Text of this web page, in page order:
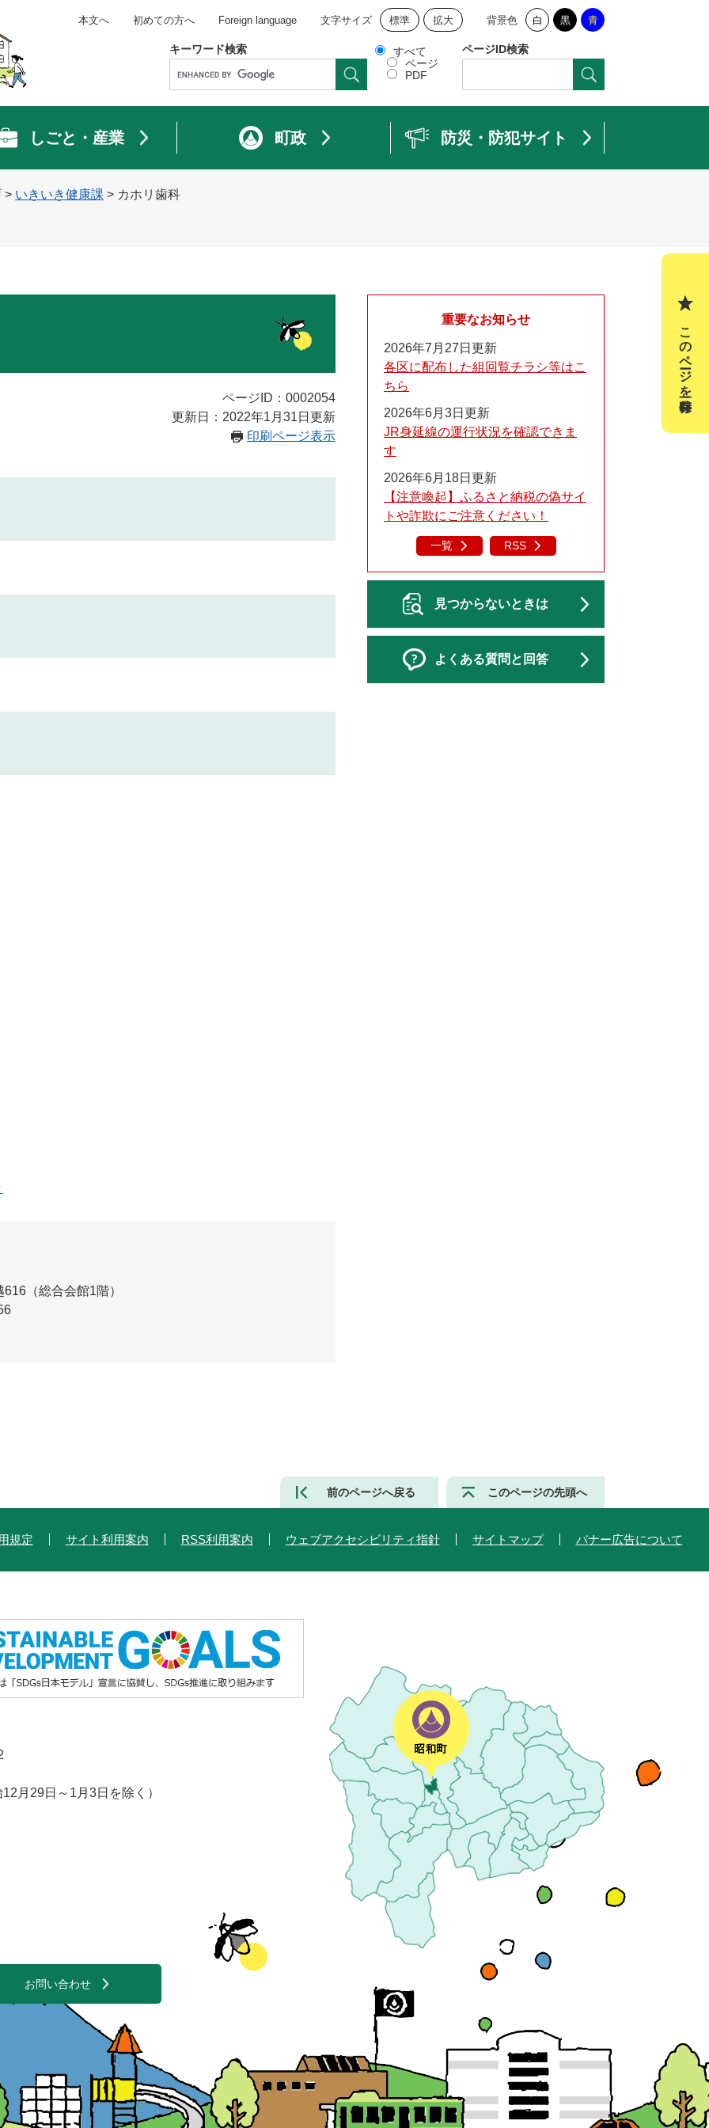
本文へ 初めての方へ Foreign language 文字サイズ 標準 拡大 背景色 白 黒 青
キーワード検索
すべて
ページ
PDF
ページID検索
しごと・産業 町政 防災・防犯サイト
> いきいき健康課 > カホリ歯科
ページID：0002054
更新日：2022年1月31日更新
印刷ページ表示
（総合会館1階）
重要なお知らせ
2026年7月27日更新
各区に配布した組回覧チラシ等はこ
ちら
2026年6月3日更新
JR身延線の運行状況を確認できま
す
2026年6月18日更新
【注意喚起】ふるさと納税の偽サイ
トや詐欺にご注意ください！
一覧 RSS
見つからないときは
よくある質問と回答
前のページへ戻る このページの先頭へ
規定 サイト利用案内 RSS利用案内 ウェブアクセシビリティ指針 サイトマップ バナー広告について
月29日～1月3日を除く）
お問い合わせ
このページを一時保存